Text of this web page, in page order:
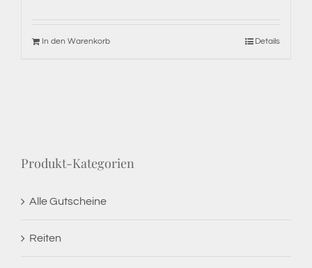
In den Warenkorb Details
Produkt-Kategorien
Alle Gutscheine
Reiten